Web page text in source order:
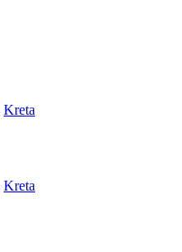
Kreta
Kreta